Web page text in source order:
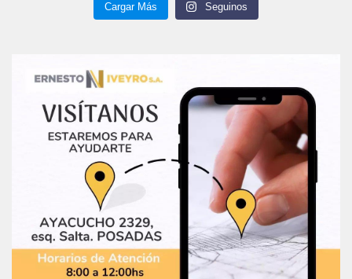
Cargar Más Seguinos